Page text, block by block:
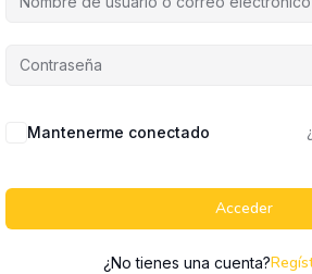
Mantenerme conectado
Acceder
¿No tienes una cuenta?